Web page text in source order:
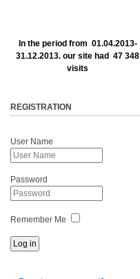
In the period from 01.04.2013-
31.12.2013. our site had 47 348
visits
REGISTRATION
User Name
Password
Remember Me